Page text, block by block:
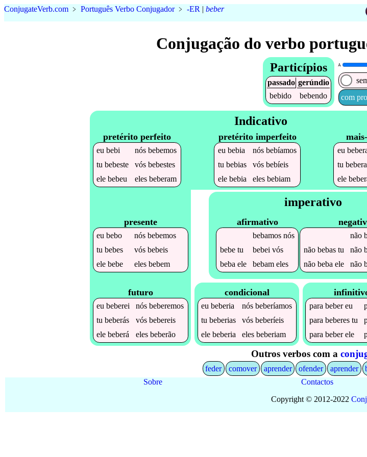
ConjugateVerb.com ﹥ Português Verbo Conjugador﹥ -ER | beber
Conjugação do verbo
Particípios
passado gerúndio
bebido
bebendo
A
com
Indicativo
pretérito perfeito
eubebi nósbebemos
tubebeste vósbebestes
elebebeu elesbeberam
pretérito imperfeito
eu bebia nós bebíamos
tu bebias vós bebíeis
ele bebia eles bebiam
eu
tu
ele
presente
eubebo nósbebemos
tubebes vósbebeis
elebebe elesbebem
futuro
eubeberei nósbeberemos
tubeberás vósbebereis
elebeberá elesbeberão
imperativo
afirmativo
bebamosnós
bebetu bebei vós
beba ele bebameles
não
não bebastu não
não beba ele não
condicional
eubeberia nósbeberíamos
tubeberias vósbeberíeis
elebeberia elesbeberiam
parabebereu
parabeberes tu
parabeberele
Outros verbos com a
feder comover aprender ofender aprender
Sobre
Contactos
Copyright © 2012-2022